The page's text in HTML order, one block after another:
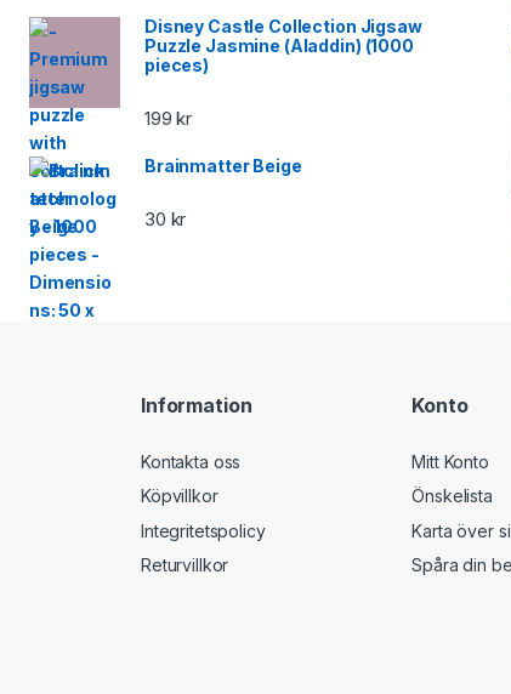
Disney Castle Collection Jigsaw
Puzzle Jasmine (Aladdin) (1000
pieces)
199kr
Brainmatter Beige
30 kr
Information
Kontakta oss
Köpvillkor
Integritetspolicy
Returvillkor
Konto
Mitt Konto
Önskelista
Karta över
Spåra din